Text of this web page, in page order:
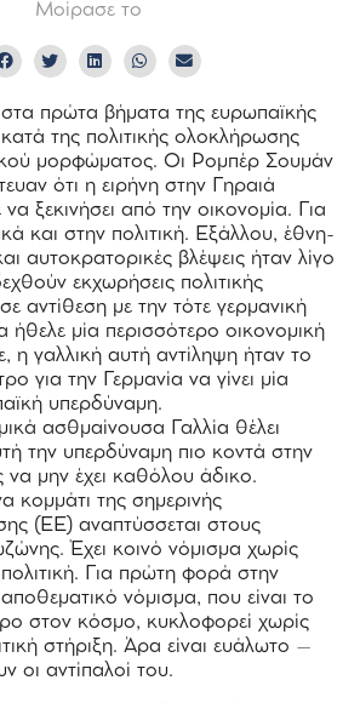
Μοίρασε το
πρώτα βήματα της ευρωπαϊκής
της πολιτικής ολοκλήρωσης
μορφώματος. Οι Ρομπέρ Σουμάν
ότι η ειρήνη στην Γηραιά
ξεκινήσει από την οικονομία. Για
και στην πολιτική. Εξάλλου, έθνη-
αυτοκρατορικές βλέψεις ήταν λίγο
εκχωρήσεις πολιτικής
αντίθεση με την τότε γερμανική
ήθελε μία περισσότερο οικονομική
η γαλλική αυτή αντίληψη ήταν το
για την Γερμανία να γίνει μία
υπερδύναμη.
ασθμαίνουσα Γαλλία θέλει
την υπερδύναμη πιο κοντά στην
να μην έχει καθόλου άδικο.
της σημερινής
(ΕΕ) αναπτύσσεται στους
Έχει κοινό νόμισμα χωρίς
πολιτική. Για πρώτη φορά στην
αποθεματικό νόμισμα, που είναι το
στον κόσμο, κυκλοφορεί χωρίς
στήριξη. Άρα είναι ευάλωτο –
οι αντίπαλοί του.